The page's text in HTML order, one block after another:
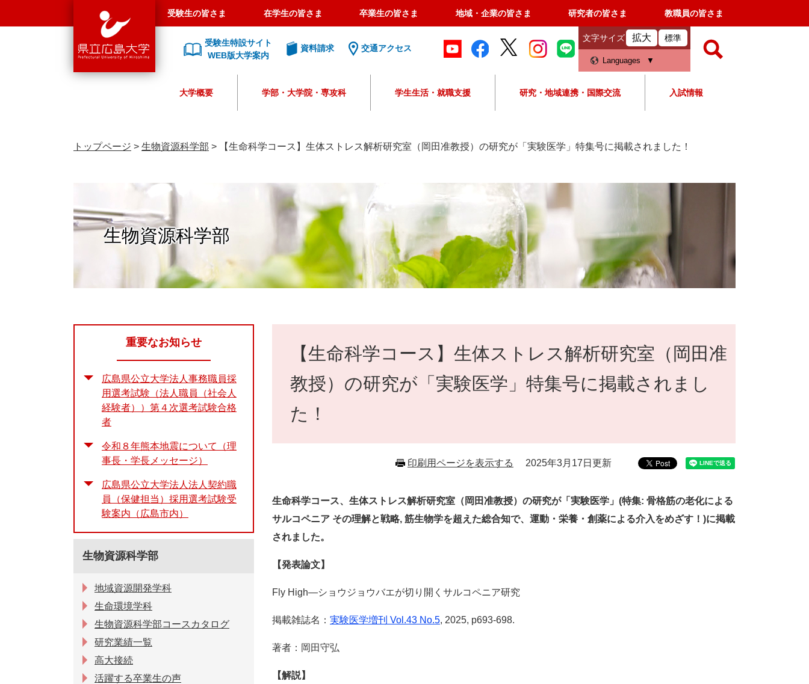
島
大
受験生の皆さま 在学生の皆さま 卒業生の皆さま 地域・企業の皆さま 研究者の皆さま 教職員の皆さま
受験生特設サイト
WEB版大学案内
資料請求 交通アクセス
文字サイズ 拡大 標準
Languages
o
e
カ
ス
タ
検
索
大学概要 学部・大学院・専攻科 学生生活・就職支援 研究・地域連携・国際交流 入試情報
トップページ > 生物資源科学部 > 【生命科学コース】生体ストレス解析研究室（岡田准教授）の研究が「実験医学」特集号に掲載されました！
生物資源科学部
【生命科学コース】生体ストレス解析研究室（岡田准
教授）の研究が「実験医学」特集号に掲載されまし
た！
印刷用ページを表示する 2025年3月17日更新
生命科学コース、生体ストレス解析研究室（岡田准教授）の研究が「実験医学」(特集: 骨格筋の老化による
サルコペニア その理解と戦略, 筋生物学を超えた総合知で、運動・栄養・創薬による介入をめざす！)に掲載
されました。
【発表論文】
Fly High―ショウジョウバエが切り開くサルコペニア研究
掲載雑誌名： 実験医学増刊 Vol.43 No.5, 2025, p693-698.
著者：岡田守弘
【解説】
重要なお知らせ
広島県公立大学法人事務職員採
用選考試験（法人職員（社会人
経験者））第４次選考試験合格
者
令和８年熊本地震について（理
事長・学長メッセージ）
広島県公立大学法人法人契約職
員（保健担当）採用選考試験受
験案内（広島市内）
生物資源科学部
地域資源開発学科
生命環境学科
生物資源科学部コースカタログ
研究業績一覧
高大接続
活躍する卒業生の声